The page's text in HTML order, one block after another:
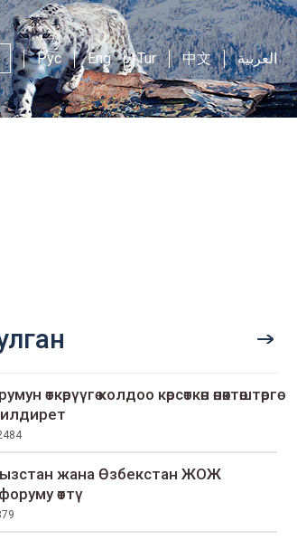
Рус Eng Tur 中文 العربية
өткөрүүгө колдоо көрсөткөн өнөктөштөргө
жана Өзбекстан ЖОЖ
өттү